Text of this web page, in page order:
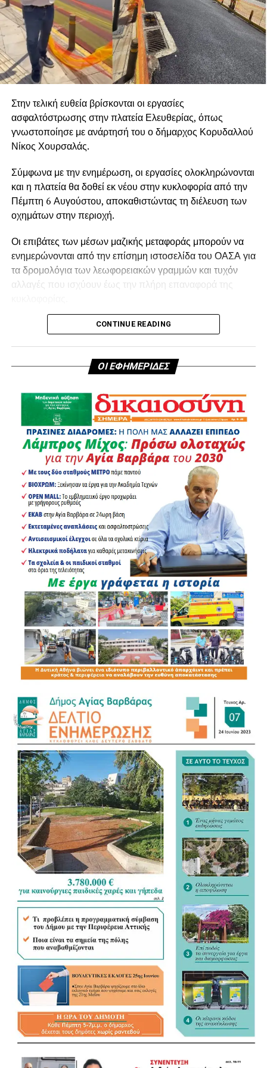
Στην τελική ευθεία βρίσκονται οι εργασίες
ασφαλτόστρωσης στην πλατεία Ελευθερίας, όπως
γνωστοποίησε με ανάρτησή του ο δήμαρχος Κορυδαλλού
Νίκος Χουρσαλάς.
Σύμφωνα με την ενημέρωση, οι εργασίες ολοκληρώνονται
και η πλατεία θα δοθεί εκ νέου στην κυκλοφορία από την
Πέμπτη 6 Αυγούστου, αποκαθιστώντας τη διέλευση των
οχημάτων στην περιοχή.
Οι επιβάτες των μέσων μαζικής μεταφοράς μπορούν να
ενημερώνονται από την επίσημη ιστοσελίδα του ΟΑΣΑ για
τα δρομολόγια των λεωφορειακών γραμμών και τυχόν
αλλαγές που ισχύουν έως την πλήρη επαναφορά της
CONTINUE READING
ΟΙ ΕΦΗΜΕΡΙΔΕΣ